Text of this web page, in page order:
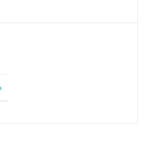
先进路径规划能力的
却经常“原地转
服务标准，一旦出